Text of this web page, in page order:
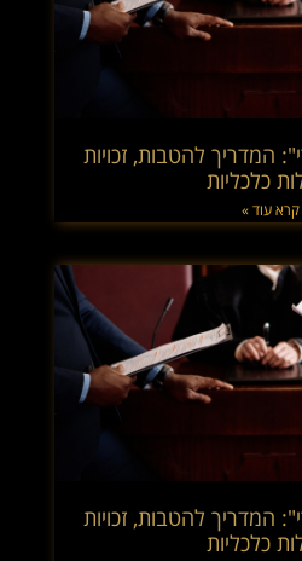
להטבות, זכויות
כלכליות
קרא עוד »
להטבות, זכויות
כלכליות